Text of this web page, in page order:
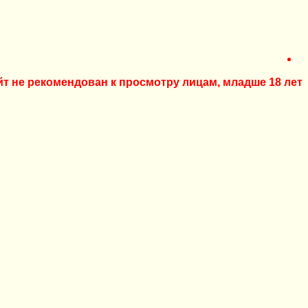
не рекомендован к просмотру лицам, младше 18 лет